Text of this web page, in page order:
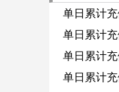
单日累计充
单日累计充
单日累计充
单日累计充